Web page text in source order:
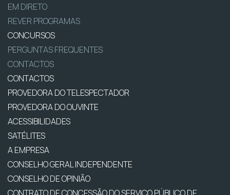
EM DIRETO
REVER PROGRAMAS
CONCURSOS
PERGUNTAS FREQUENTES
CONTACTOS
CONTACTOS
PROVEDORA DO TELESPECTADOR
PROVEDORA DO OUVINTE
ACESSIBILIDADES
SATÉLITES
A EMPRESA
CONSELHO GERAL INDEPENDENTE
CONSELHO DE OPINIÃO
CONTRATO DE CONCESSÃO DO SERVIÇO PÚBLICO DE